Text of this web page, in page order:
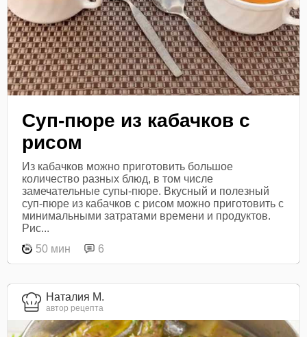
Суп-пюре из кабачков с
рисом
Из кабачков можно приготовить большое
количество разных блюд, в том числе
замечательные супы-пюре. Вкусный и полезный
суп-пюре из кабачков с рисом можно приготовить с
минимальными затратами времени и продуктов.
Рис...
50 мин
6
Наталия М.
автор рецепта